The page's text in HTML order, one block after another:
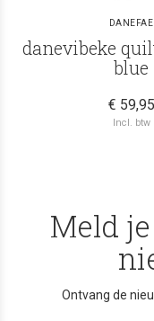
DANEFAE
danevibeke
blue
€ 59,95
Incl. btw
Meld
Ontvang de